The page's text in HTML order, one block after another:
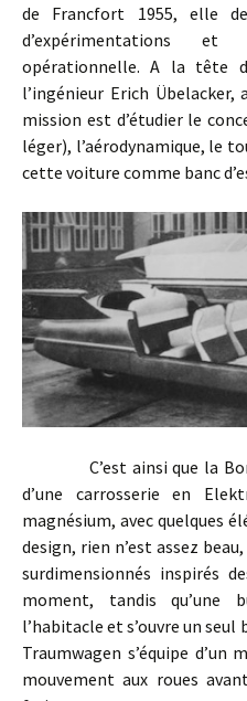
de Francfort 1955, elle
d’expérimentations
opérationnelle. A la tête
l’ingénieur Erich
mission est d’étudier le
léger), l’aérodynamique, le
cette voiture comme banc
C’est ainsi que la
d’une carrosserie en
magnésium, avec quelques
design, rien n’est assez
surdimensionnés inspirés
moment, tandis qu’une
l’habitacle et s’ouvre un
Traumwagen s’équipe
mouvement aux roues